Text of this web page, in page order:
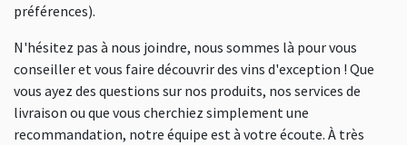
préférences).
N'hésitez pas à nous joindre, nous sommes là pour vous
conseiller et vous faire découvrir des vins d'exception ! Que
vous ayez des questions sur nos produits, nos services de
livraison ou que vous cherchiez simplement une
recommandation, notre équipe est à votre écoute. À très